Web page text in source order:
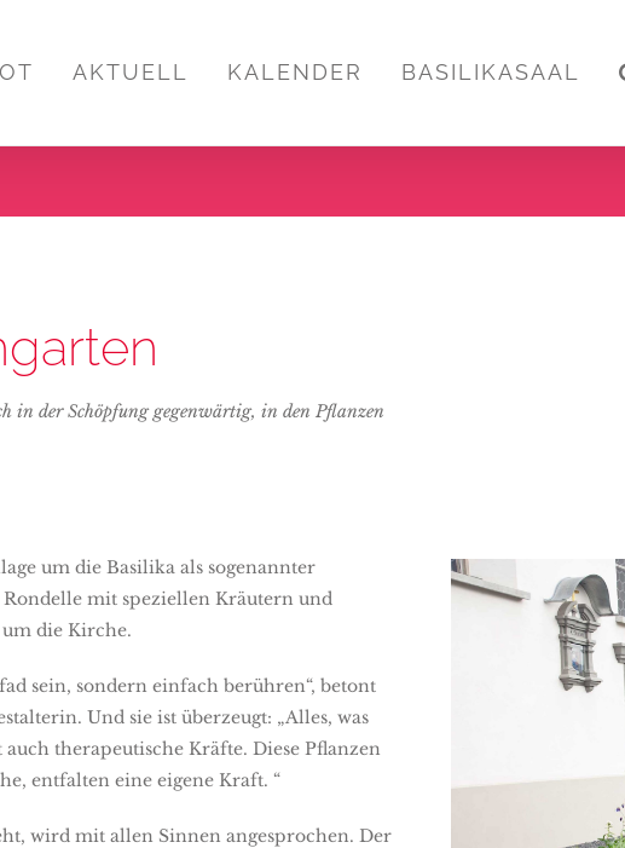
AKTUELL KALENDER BASILIKASAAL
in der Schöpfung gegenwärtig, in den Pflanzen
um die Basilika als sogenannter
Rondelle mit speziellen Kräutern und
um die Kirche.
sein, sondern einfach berühren“, betont
Und sie ist überzeugt: „Alles, was
therapeutische Kräfte. Diese Pflanzen
entfalten eine eigene Kraft. “
wird mit allen Sinnen angesprochen. Der